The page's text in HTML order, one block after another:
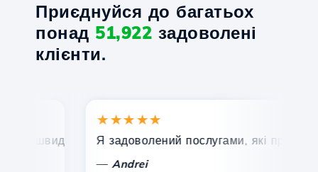
Приєднуйся до багатьох
понад 51,922 задоволені
клієнти.
та ефективна технічна підтримка.
★★★★★
Я задоволений послугами, які пропонує
Andrei